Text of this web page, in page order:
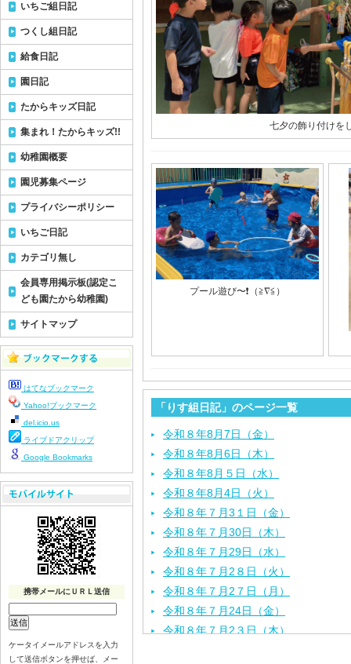
七夕の飾り付けを
プール遊び〜❗️（≧∇≦）
「りす組日記」のページ一覧
令和８年8月7日（金）
令和８年8月6日（木）
令和８年8月５日（水）
令和８年8月4日（火）
令和８年７月3１日（金）
令和８年７月30日（木）
令和８年７月29日（水）
令和８年７月2８日（火）
令和８年７月2７日（月）
令和８年７月24日（金）
令和８年７月2３日（木）
いちご組日記
つくし組日記
給食日記
園日記
たからキッズ日記
集まれ！たからキッズ!!
幼稚園概要
園児募集ページ
プライバシーポリシー
いちご日記
カテゴリ無し
会員専用掲示板(認定こ
ども園たから幼稚園)
サイトマップ
はてなブックマーク
Yahoo!ブックマーク
del.icio.us
ライブドアクリップ
Google Bookmarks
携帯メールにＵＲＬ送信
ケータイメールアドレスを入力
して送信ボタンを押せば、メー